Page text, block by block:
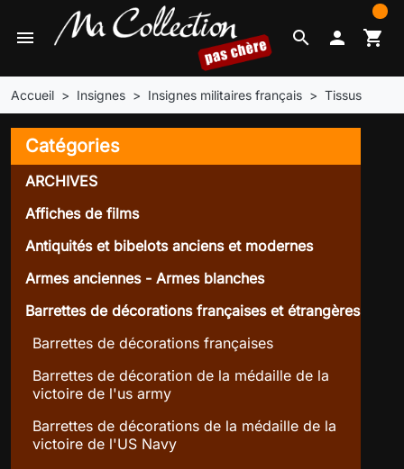
search
menu  shopping_cart
Accueil Insignes Insignes militaires français Tissus
Catégories
ARCHIVES
Affiches de films
Antiquités et bibelots anciens et modernes
Armes anciennes - Armes blanches
Barrettes de décorations françaises et étrangères
Barrettes de décorations françaises
Barrettes de décoration de la médaille de la
victoire de l'us army
Barrettes de décorations de la médaille de la
victoire de l'US Navy